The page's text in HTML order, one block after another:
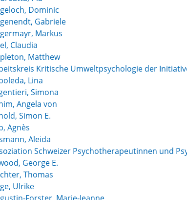
Dominic
Gabriele
Markus
Claudia
Matthew
Kritische Umweltpsychologie der
Lina
Simona
Angela von
Simon E.
Agnès
Aleida
Schweizer Psychotherapeutinnen und
George E.
Thomas
Ulrike